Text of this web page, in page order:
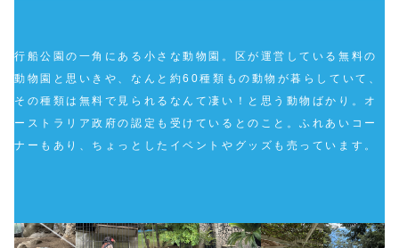
行船公園の一角にある小さな動物園。区が運営している無料の
動物園と思いきや、なんと約60種類もの動物が暮らしていて、
その種類は無料で見られるなんて凄い！と思う動物ばかり。オ
ーストラリア政府の認定も受けているとのこと。ふれあいコー
ナーもあり、ちょっとしたイベントやグッズも売っています。